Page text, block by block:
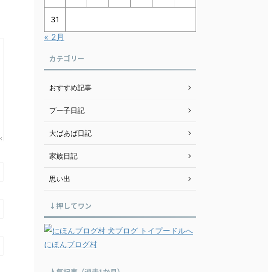
31
« 2月
カテゴリー
おすすめ記事
プー子日記
大ばあば日記
家族日記
思い出
↓押してワン
にほんブログ村